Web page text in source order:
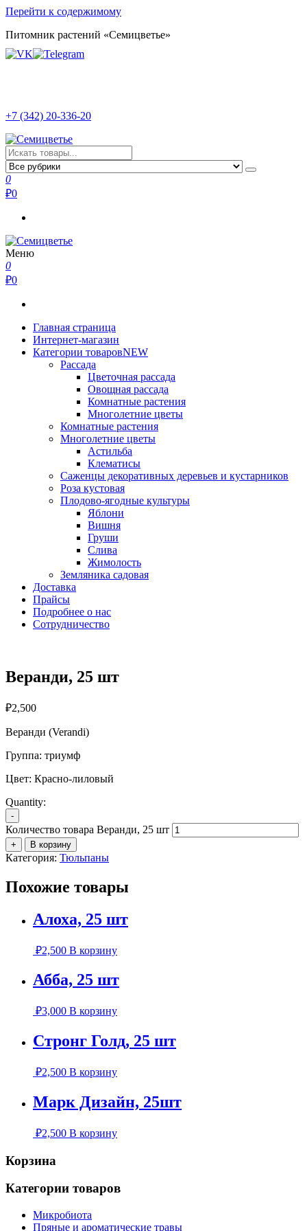
Перейти к содержимому
Питомник растений «Семицветье»
+7 (342) 20-336-20
Семицветье
Рассада в Перми | Тепличное хозяйство
0
₽0
Семицветье
Рассада в Перми | Тепличное хозяйство
Меню
0
₽0
Главная страница
Интернет-магазин
Категории товаровNEW
Рассада
Цветочная рассада
Овощная рассада
Комнатные растения
Многолетние цветы
Комнатные растения
Многолетние цветы
Астильба
Клематисы
Саженцы декоративных деревьев и кустарников
Роза кустовая
Плодово-ягодные культуры
Яблони
Вишня
Груши
Слива
Жимолость
Земляника садовая
Доставка
Прайсы
Подробнее о нас
Сотрудничество
Веранди, 25 шт
₽2,500
Веранди (Verandi)
Группа: триумф
Цвет: Красно-лиловый
Quantity:
-
Количество товара Веранди, 25 шт
+ В корзину
Категория: Тюльпаны
Похожие товары
Алоха, 25 шт
₽2,500 В корзину
Абба, 25 шт
₽3,000 В корзину
Стронг Голд, 25 шт
₽2,500 В корзину
Марк Дизайн, 25шт
₽2,500 В корзину
Корзина
Категории товаров
Микробиота
Пряные и ароматические травы